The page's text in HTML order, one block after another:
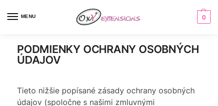
MENU 0
PODMIENKY OCHRANY OSOBNÝCH
ÚDAJOV
Tieto nižšie popísané zásady ochrany osobných
údajov (spoločne s našimi zmluvnými